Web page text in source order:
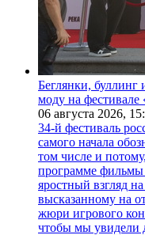
Беглянки, буллинг
моду на
06 августа 2026,
34-й фестиваль
самого начала
том числе и
программе
яростный взгляд
высказанному на
жюри игрового
чтобы мы увидели